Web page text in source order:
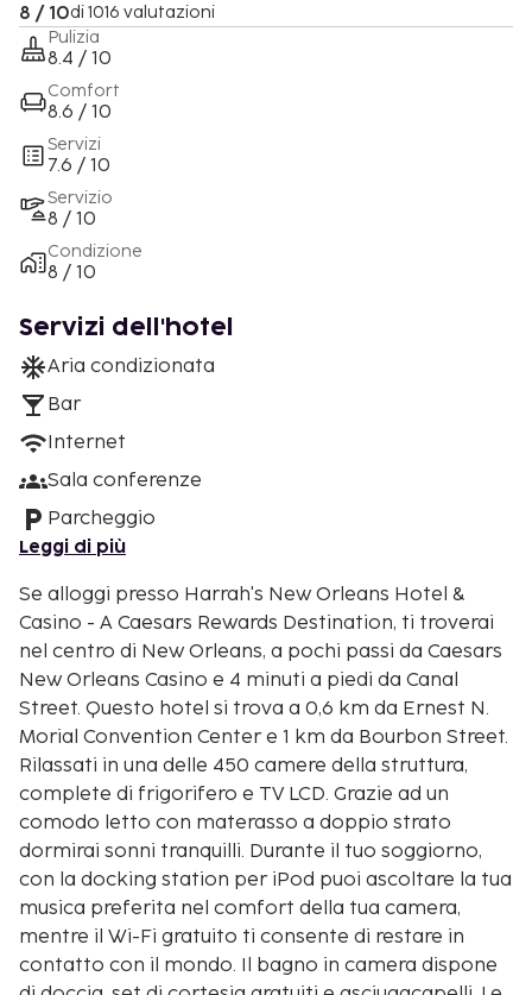
8 / 10di 1016 valutazioni
Pulizia
8.4 / 10
Comfort
8.6 / 10
Servizi
7.6 / 10
Servizio
8 / 10
Condizione
8 / 10
Servizi dell'hotel
Aria condizionata
Bar
Internet
Sala conferenze
Parcheggio
Leggi di più
Se alloggi presso Harrah's New Orleans Hotel &
Casino - A Caesars Rewards Destination, ti troverai
nel centro di New Orleans, a pochi passi da Caesars
New Orleans Casino e 4 minuti a piedi da Canal
Street. Questo hotel si trova a 0,6 km da Ernest N.
Morial Convention Center e 1 km da Bourbon Street.
Rilassati in una delle 450 camere della struttura,
complete di frigorifero e TV LCD. Grazie ad un
comodo letto con materasso a doppio strato
dormirai sonni tranquilli. Durante il tuo soggiorno,
con la docking station per iPod puoi ascoltare la tua
musica preferita nel comfort della tua camera,
mentre il Wi-Fi gratuito ti consente di restare in
contatto con il mondo. Il bagno in camera dispone